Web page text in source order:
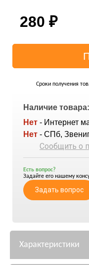
280 ₽
Сроки получения
Наличие товара:
Нет - Интернет
Нет - СПб,
Сообщить о
Есть вопрос?
Задайте его нашему
Задать вопрос
Характеристики